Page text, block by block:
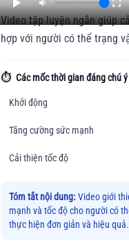
Video tập luyện ngắn giúp
hợp với người có thể trạng
⏱️ Các mốc thời gian đáng chú ý
Khởi động
Tăng cường sức mạnh
Cải thiện tốc độ
Tóm tắt nội dung: Video giới
mạnh và tốc độ cho người có
thực hiện đơn giản và hiệu quả.